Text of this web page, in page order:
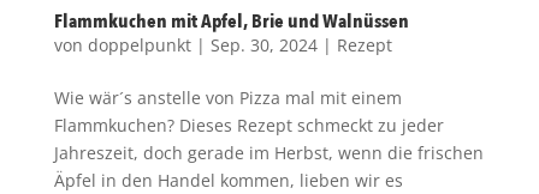
Flammkuchen mit Apfel, Brie und Walnüssen
von doppelpunkt| Sep. 30, 2024| Rezept
Wie wär´s anstelle von Pizza mal mit einem
Flammkuchen? Dieses Rezept schmeckt zu jeder
Jahreszeit, doch gerade im Herbst, wenn die frischen
Äpfel in den Handel kommen, lieben wir es